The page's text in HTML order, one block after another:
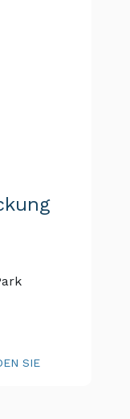
SIE